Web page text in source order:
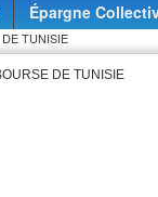
Épargne
TUNISIE
DE TUNISIE